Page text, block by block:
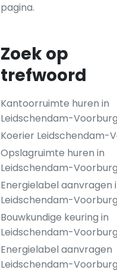
pagina.
Zoek op
trefwoord
Kantoorruimte huren in
Leidschendam-Voorburg
Koerier Leidschendam-
Opslagruimte huren in
Leidschendam-Voorburg
Energielabel aanvragen
Leidschendam-Voorburg
Bouwkundige keuring in
Leidschendam-Voorburg
Energielabel aanvragen
Leidschendam-Voorburg